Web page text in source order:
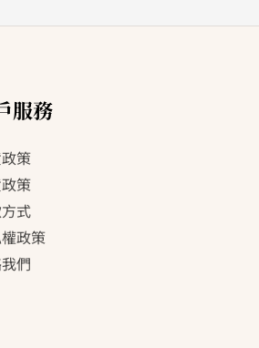
服務
策
策
式
政策
們